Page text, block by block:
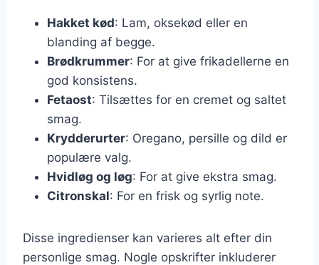
Hakket kød: Lam, oksekød eller en
blanding af begge.
Brødkrummer: For at give frikadellerne en
god konsistens.
Fetaost: Tilsættes for en cremet og saltet
smag.
Krydderurter: Oregano, persille og dild er
populære valg.
Hvidløg og løg: For at give ekstra smag.
Citronskal: For en frisk og syrlig note.
Disse ingredienser kan varieres alt efter din
personlige smag. Nogle opskrifter inkluderer